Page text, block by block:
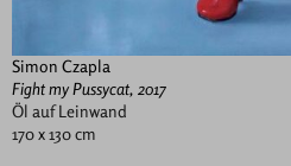
Simon Czapla
Fight my Pussycat, 2017
Öl auf Leinwand
170 x 130 cm